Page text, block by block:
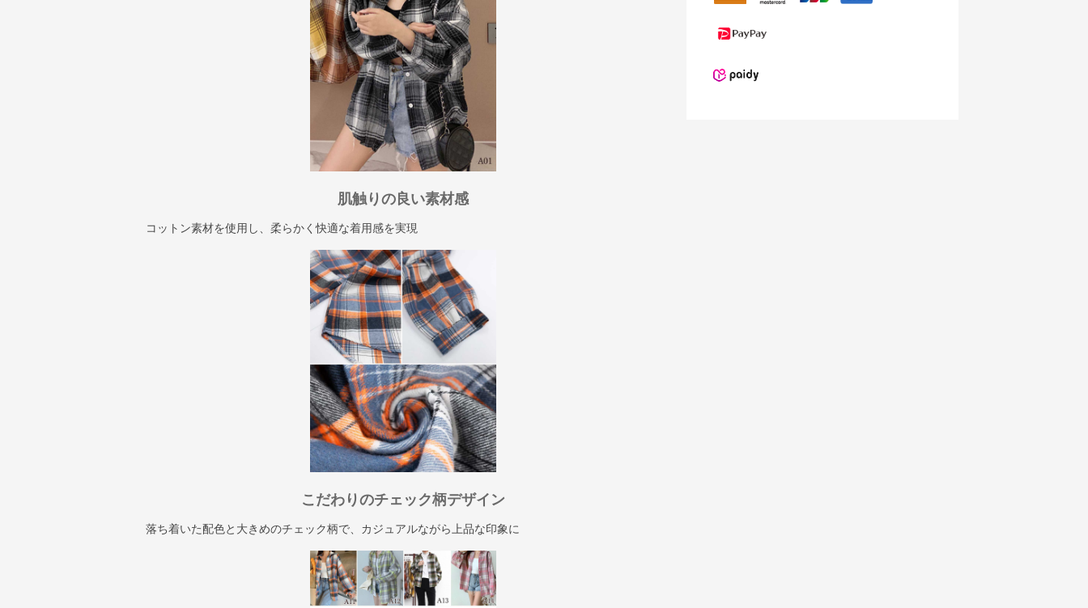
肌触りの良い素材感
コットン素材を使用し、柔らかく快適な着用感を実現
こだわりのチェック柄デザイン
落ち着いた配色と大きめのチェック柄で、カジュアルながら上品な印象に